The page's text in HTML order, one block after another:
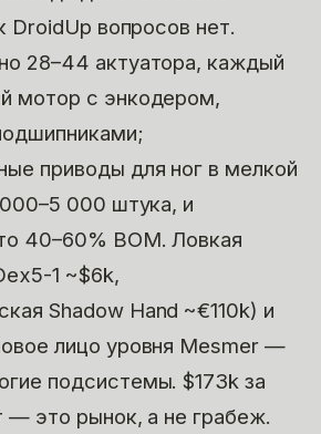
DroidUp вопросов нет.
28–44 актуатора, каждый
мотор с энкодером,
приводы для ног в мелкой
000 штука, и
40–60% BOM. Ловкая
1 ~$6k,
Shadow Hand ~€110k) и
лицо уровня Mesmer —
подсистемы. $173k за
— это рынок, а не грабеж.